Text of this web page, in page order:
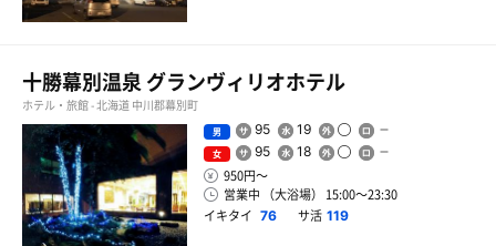
十勝幕別温泉 グランヴィリオホテル
ホテル・旅館 - 北海道 中川郡幕別町
男 95 19
女 95 18
950円〜
営業中 （大浴場） 15:00〜23:30
イキタイ 76 サ活 119